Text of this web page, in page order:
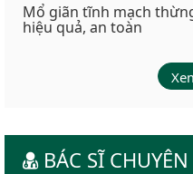
Mổ giãn tĩnh mạch
hiệu quả, an toàn
BÁC SĨ